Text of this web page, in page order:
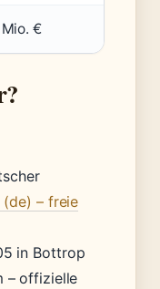
€
– freie
in Bottrop
– offizielle